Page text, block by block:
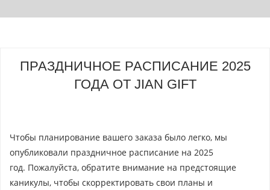
ПРАЗДНИЧНОЕ РАСПИСАНИЕ 2025
ГОДА ОТ JIAN GIFT
Чтобы планирование вашего заказа было легко, мы
опубликовали праздничное расписание на 2025
год. Пожалуйста, обратите внимание на предстоящие
каникулы, чтобы скорректировать свои планы и